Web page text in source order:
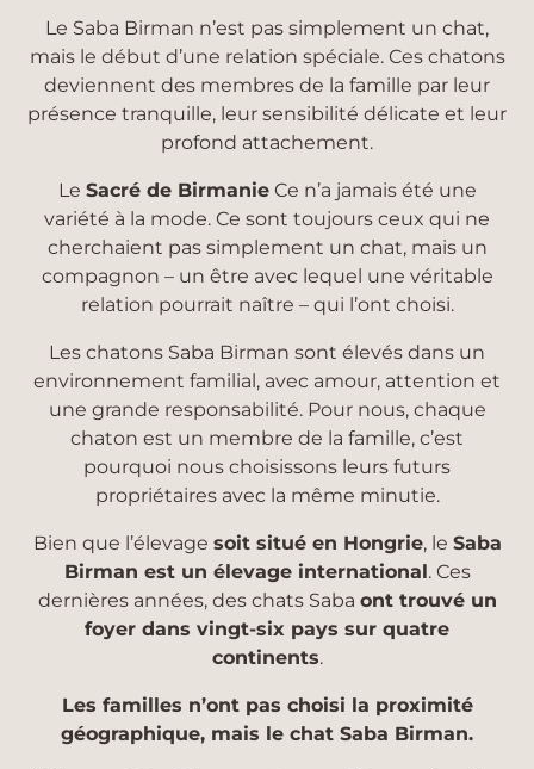
Le Saba Birman n’est pas simplement un chat,
mais le début d’une relation spéciale. Ces chatons
deviennent des membres de la famille par leur
présence tranquille, leur sensibilité délicate et leur
profond attachement.
Le Sacré de BirmanieCe n’a jamais été une
variété à la mode. Ce sont toujours ceux qui ne
cherchaient pas simplement un chat, mais un
compagnon – un être avec lequel une véritable
relation pourrait naître – qui l’ont choisi.
Les chatons Saba Birman sont élevés dans un
environnement familial, avec amour, attention et
une grande responsabilité. Pour nous, chaque
chaton est un membre de la famille, c’est
pourquoi nous choisissons leurs futurs
propriétaires avec la même minutie.
Bien que l’élevage soit situé en Hongrie, le Saba
Birman est un élevage international . Ces
dernières années, des chats Saba ont trouvé un
foyer dans vingt-six pays sur quatre
continents.
Les familles n’ont pas choisi la proximité
géographique, mais le chat Saba Birman.